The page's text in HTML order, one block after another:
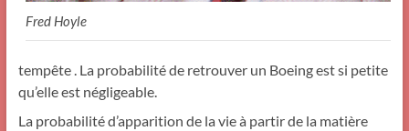
Fred Hoyle
tempête . La probabilité de retrouver un Boeing est si petite
qu’elle est négligeable.
La probabilité d’apparition de la vie à partir de la matière